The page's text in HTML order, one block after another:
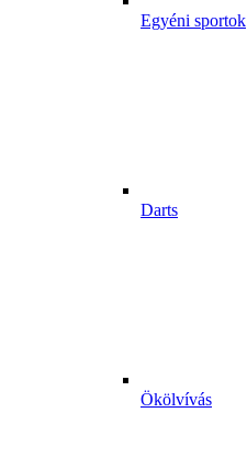
Egyéni sportok
Darts
Ökölvívás